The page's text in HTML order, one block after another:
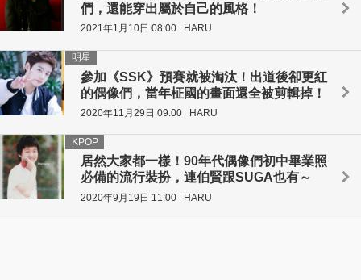
們，還能穿出屬於自己的風格！
2021年1月10日 08:00 HARU
參加《SSK》預賽就被淘汰！出道後卻更紅
的偶像們，當年柾國的畫面還全被剪輯掉！
明星
2020年11月29日 09:00 HARU
居然大家都一樣！90年代偶像們初中畢業照
必備的流行裝扮，連伯賢跟SUGA也有～
KPOP
2020年9月19日 11:00 HARU